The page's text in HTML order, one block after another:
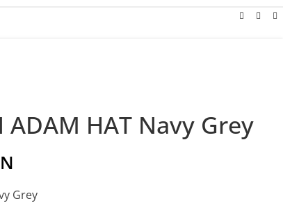
HAT Navy Grey
Grey